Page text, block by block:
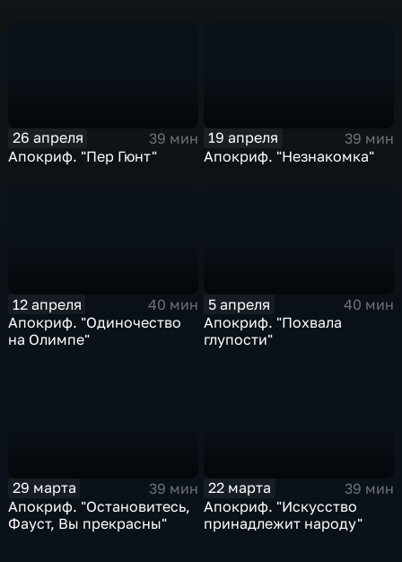
26 апреля
39 мин
Апокриф. "Пер Гюнт"
19 апреля
39 мин
Апокриф. "Незнакомка"
12 апреля
40 мин
Апокриф. "Одиночество
на Олимпе"
5 апреля
40 мин
Апокриф. "Похвала
глупости"
29 марта
39 мин
Апокриф. "Остановитесь,
Фауст, Вы прекрасны"
22 марта
39 мин
Апокриф. "Искусство
принадлежит народу"